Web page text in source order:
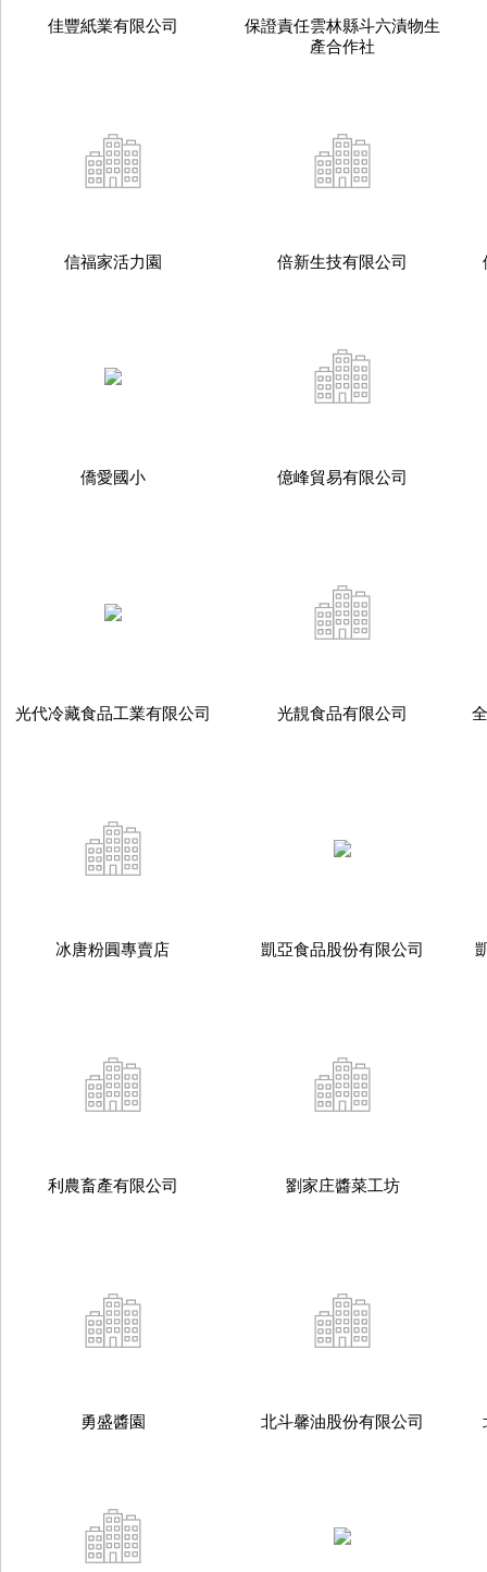
佳豐紙業有限公司
保證責任雲林縣斗六漬物生
產合作社
信福家活力園 倍新生技有限公司
僑愛國小 億峰貿易有限公司
光代冷藏食品工業有限公司 光靚食品有限公司
冰唐粉圓專賣店 凱亞食品股份有限公司
利農畜產有限公司 劉家庄醬菜工坊
勇盛醬園 北斗馨油股份有限公司